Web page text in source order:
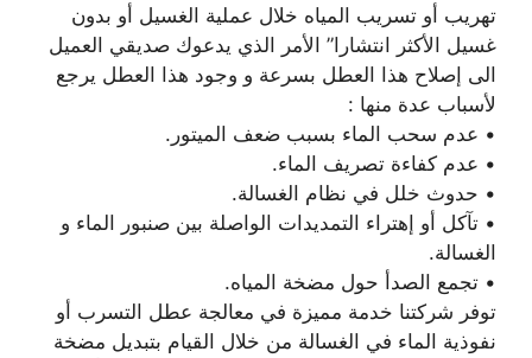
تهريب أو تسريب المياه خلال عملية الغسيل أو بدون
غسيل الأكثر انتشارا” الأمر الذي يدعوك صديقي العميل
الى إصلاح هذا العطل بسرعة و وجود هذا العطل يرجع
لأسباب عدة منها :
• عدم سحب الماء بسبب ضعف الميتور.
• عدم كفاءة تصريف الماء.
• حدوث خلل في نظام الغسالة.
• تآكل أو إهتراء التمديدات الواصلة بين صنبور الماء و
الغسالة.
• تجمع الصدأ حول مضخة المياه.
توفر شركتنا خدمة مميزة في معالجة عطل التسرب أو
نفوذية الماء في الغسالة من خلال القيام بتبديل مضخة